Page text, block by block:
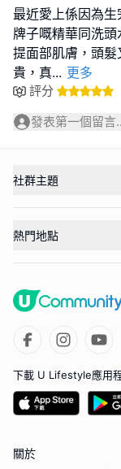
最近愛上係因為
牌子嘅精華同洗
提面部肌膚，頭
貴，真... 更多
評分
發表第一個留言
社群主題
熱門地點
下載 U Lifestyle應用
關於